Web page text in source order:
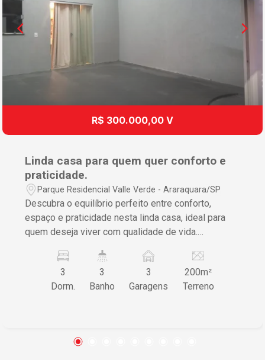
R$ 300.000,00 V
Linda casa para quem quer conforto e
praticidade.
Parque Residencial Valle Verde - Araraquara/SP
Descubra o equilíbrio perfeito entre conforto,
espaço e praticidade nesta linda casa, ideal para
quem deseja viver com qualidade de vida.
distribuídos; - Sala ampla e aconchegante, perfeita
para reunir a família e os amigos; - Cozinha
funcional, com ótimo espaço para o dia a dia; - 2
imóvel conta com uma excelente área gourmet,
3
Dorm.
3
Banho
3
Garagens
200m²
Terreno